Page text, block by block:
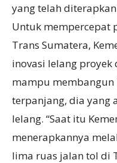
yang telah
Untuk mempercepat
Trans Sumatera,
inovasi lelang proyek
mampu membangun
terpanjang, dia yang
lelang. “Saat itu
menerapkannya
lima ruas jalan tol di